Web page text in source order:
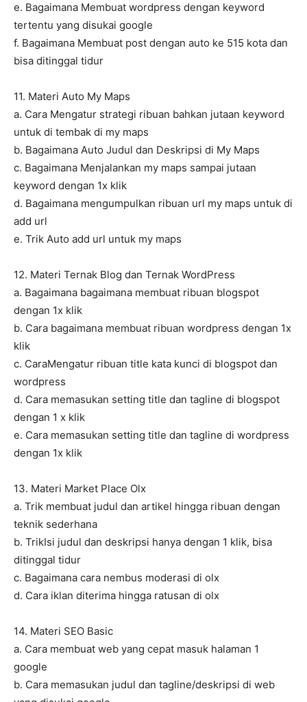
e. Bagaimana Membuat wordpress dengan keyword
tertentu yang disukai google
f. Bagaimana Membuat post dengan auto ke 515 kota dan
bisa ditinggal tidur
11. Materi Auto My Maps
a. Cara Mengatur strategi ribuan bahkan jutaan keyword
untuk di tembak di my maps
b. Bagaimana Auto Judul dan Deskripsi di My Maps
c. Bagaimana Menjalankan my maps sampai jutaan
keyword dengan 1x klik
d. Bagaimana mengumpulkan ribuan url my maps untuk di
add url
e. Trik Auto add url untuk my maps
12. Materi Ternak Blog dan Ternak WordPress
a. Bagaimana bagaimana membuat ribuan blogspot
dengan 1x klik
b. Cara bagaimana membuat ribuan wordpress dengan 1x
klik
c. CaraMengatur ribuan title kata kunci di blogspot dan
wordpress
d. Cara memasukan setting title dan tagline di blogspot
dengan 1 x klik
e. Cara memasukan setting title dan tagline di wordpress
dengan 1x klik
13. Materi Market Place Olx
a. Trik membuat judul dan artikel hingga ribuan dengan
teknik sederhana
b. TrikIsi judul dan deskripsi hanya dengan 1 klik, bisa
ditinggal tidur
c. Bagaimana cara nembus moderasi di olx
d. Cara iklan diterima hingga ratusan di olx
14. Materi SEO Basic
a. Cara membuat web yang cepat masuk halaman 1
google
b. Cara memasukan judul dan tagline/deskripsi di web